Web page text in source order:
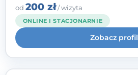
humanistycznym,
partnerstwie i
od 200 zł/ wizyta
ONLINE I STACJONARNIE
Zobacz profil